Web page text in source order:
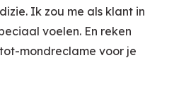
Ik zou me als klant in
voelen. En reken
mondreclame voor je